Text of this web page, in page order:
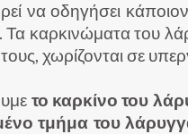
να οδηγήσει
Τα καρκινώματα του
χωρίζονται σε
το καρκίνο του
τμήμα του